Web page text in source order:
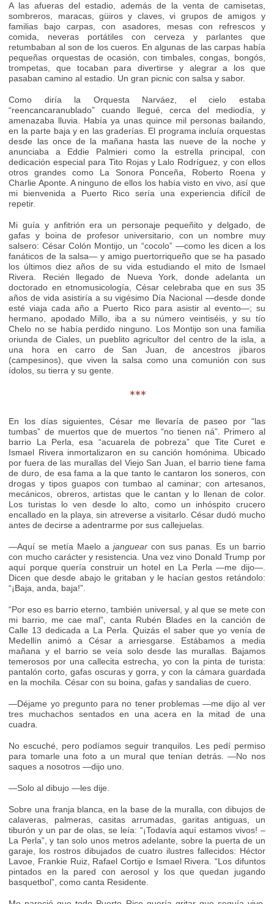
A las afueras del estadio, además de la venta de camisetas,
sombreros, maracas, güiros y claves, vi grupos de amigos y
familias bajo carpas, con asadores, mesas con refrescos y
comida, neveras portátiles con cerveza y parlantes que
retumbaban al son de los cueros. En algunas de las carpas había
pequeñas orquestas de ocasión, con timbales, congas, bongós,
trompetas, que tocaban para divertirse y alegrar a los que
pasaban camino al estadio. Un gran picnic con salsa y sabor.
Como diría la Orquesta Narváez, el cielo estaba
“reencancaranublado” cuando llegué, cerca del mediodía, y
amenazaba lluvia. Había ya unas quince mil personas bailando,
en la parte baja y en las graderías. El programa incluía orquestas
desde las once de la mañana hasta las nueve de la noche y
anunciaba a Eddie Palmieri como la estrella principal, con
dedicación especial para Tito Rojas y Lalo Rodríguez, y con ellos
otros grandes como La Sonora Ponceña, Roberto Roena y
Charlie Aponte. A ninguno de ellos los había visto en vivo, así que
mi bienvenida a Puerto Rico sería una experiencia difícil de
repetir.
Mi guía y anfitrión era un personaje pequeñito y delgado, de
gafas y boina de profesor universitario, con un nombre muy
salsero: César Colón Montijo, un “cocolo” —como les dicen a los
fanáticos de la salsa— y amigo puertorriqueño que se ha pasado
los últimos diez años de su vida estudiando el mito de Ismael
Rivera. Recién llegado de Nueva York, donde adelanta un
doctorado en etnomusicología, César celebraba que en sus 35
años de vida asistiría a su vigésimo Día Nacional —desde donde
esté viaja cada año a Puerto Rico para asistir al evento—; su
hermano, apodado Millo, iba a su número veintiséis, y su tío
Chelo no se había perdido ninguno. Los Montijo son una familia
oriunda de Ciales, un pueblito agricultor del centro de la isla, a
una hora en carro de San Juan, de ancestros jíbaros
(campesinos), que viven la salsa como una comunión con sus
ídolos, su tierra y su gente.
***
En los días siguientes, César me llevaría de paseo por “las
tumbas” de muertos que de muertos “no tienen ná”. Primero al
barrio La Perla, esa “acuarela de pobreza” que Tite Curet e
Ismael Rivera inmortalizaron en su canción homónima. Ubicado
por fuera de las murallas del Viejo San Juan, el barrio tiene fama
de duro, de esa fama a la que tanto le cantaron los soneros, con
drogas y tipos guapos con tumbao al caminar; con artesanos,
mecánicos, obreros, artistas que le cantan y lo llenan de color.
Los turistas lo ven desde lo alto, como un inhóspito crucero
encallado en la playa, sin atreverse a visitarlo. César dudó mucho
antes de decirse a adentrarme por sus callejuelas.
—Aquí se metía Maelo ajanguear con sus panas. Es un barrio
con mucho carácter y resistencia. Una vez vino Donald Trump por
aquí porque quería construir un hotel en La Perla —me dijo—.
Dicen que desde abajo le gritaban y le hacían gestos retándolo:
“¡Baja, anda, baja!”.
“Por eso es barrio eterno, también universal, y al que se mete con
mi barrio, me cae mal”, canta Rubén Blades en la canción de
Calle 13 dedicada a La Perla. Quizás el saber que yo venía de
Medellín animó a César a arriesgarse. Estábamos a media
mañana y el barrio se veía solo desde las murallas. Bajamos
temerosos por una callecita estrecha, yo con la pinta de turista:
pantalón corto, gafas oscuras y gorra, y con la cámara guardada
en la mochila. César con su boina, gafas y sandalias de cuero.
—Déjame yo pregunto para no tener problemas —me dijo al ver
tres muchachos sentados en una acera en la mitad de una
cuadra.
No escuché, pero podíamos seguir tranquilos. Les pedí permiso
para tomarle una foto a un mural que tenían detrás. —No nos
saques a nosotros —dijo uno.
—Solo al dibujo —les dije.
Sobre una franja blanca, en la base de la muralla, con dibujos de
calaveras, palmeras, casitas arrumadas, garitas antiguas, un
tiburón y un par de olas, se leía: “¡Todavía aquí estamos vivos! –
La Perla”, y tan solo unos metros adelante, sobre la puerta de un
garaje, los rostros dibujados de cuatro ilustres fallecidos: Héctor
Lavoe, Frankie Ruiz, Rafael Cortijo e Ismael Rivera. “Los difuntos
pintados en la pared con aerosol y los que quedan jugando
basquetbol”, como canta Residente.